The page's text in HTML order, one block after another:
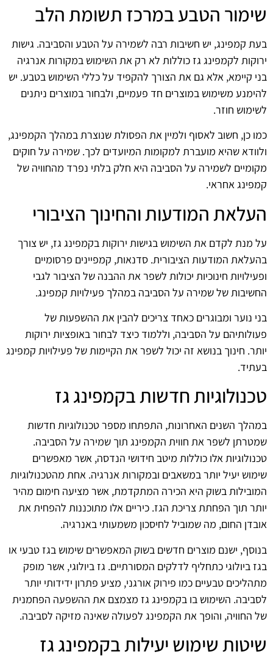
שימור הטבע במרכז תשומת הלב
בעת קמפינג, יש חשיבות רבה לשמירה על הטבע והסביבה. גישות
ירוקות לקמפינג גז כוללות לא רק את השימוש במקורות אנרגיה
בני קיימא, אלא גם את הצורך להקפיד על כללי השימוש בטבע. יש
להימנע משימוש במוצרים חד פעמיים, ולבחור במוצרים ניתנים
לשימוש חוזר.
כמו כן, חשוב לאסוף ולמיין את הפסולת שנוצרת במהלך הקמפינג,
ולוודא שהיא מועברת למקומות המיועדים לכך. שמירה על חוקים
מקומיים לשמירה על הסביבה היא חלק בלתי נפרד מהחוויה של
קמפינג אחראי.
העלאת המודעות והחינוך הציבורי
על מנת לקדם את השימוש בגישות ירוקות בקמפינג גז, יש צורך
בהעלאת המודעות הציבורית. סדנאות, קמפיינים פרסומיים
ופעילויות חינוכיות יכולות לשפר את ההבנה של הציבור לגבי
החשיבות של שמירה על הסביבה במהלך פעילויות קמפינג.
בני נוער ומבוגרים כאחד צריכים להבין את ההשפעות של
פעולותיהם על הסביבה, וללמוד כיצד לבחור באופציות ירוקות
יותר. חינוך בנושא זה יכול לשפר את הקיימות של פעילויות קמפינג
בעתיד.
טכנולוגיות חדשות בקמפינג גז
במהלך השנים האחרונות, התפתחו מספר טכנולוגיות חדשות
שמטרתן לשפר את חווית הקמפינג תוך שמירה על הסביבה.
טכנולוגיות אלו כוללות מיטב חידושי הנדסה, אשר מאפשרים
שימוש יעיל יותר במשאבים ובמקורות אנרגיה. אחת מהטכנולוגיות
המובילות בשוק היא הכירה המתקדמת, אשר מציעה חימום מהיר
יותר תוך הפחתת צריכת הגז. כיריים אלו מתוכננות להפחית את
אובדן החום, מה שמוביל לחיסכון משמעותי באנרגיה.
בנוסף, ישנם מוצרים חדשים בשוק המאפשרים שימוש בגז טבעי או
בגז ביולוגי כתחליף לדלקים המסורתיים. גז ביולוגי, אשר מופק
מתהליכים טבעיים כמו פירוק אורגני, מציע פתרון ידידותי יותר
לסביבה. השימוש בו בקמפינג גז מצמצם את ההשפעה הפחמנית
של החוויה, והופך את הקמפינג לפעולה שאינה מזיקה לסביבה.
שיטות שימוש יעילות בקמפינג גז